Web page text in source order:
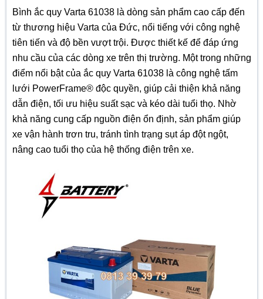
Bình ắc quy Varta 61038 là dòng sản phẩm cao cấp đến
từ thương hiệu Varta của Đức, nổi tiếng với công nghệ
tiên tiến và độ bền vượt trội. Được thiết kế để đáp ứng
nhu cầu của các dòng xe trên thị trường. Một trong những
điểm nổi bật của ắc quy Varta 61038 là công nghệ tấm
lưới PowerFrame® độc quyền, giúp cải thiện khả năng
dẫn điện, tối ưu hiệu suất sạc và kéo dài tuổi thọ. Nhờ
khả năng cung cấp nguồn điện ổn định, sản phẩm giúp
xe vận hành trơn tru, tránh tình trạng sụt áp đột ngột,
nâng cao tuổi thọ của hệ thống điện trên xe.